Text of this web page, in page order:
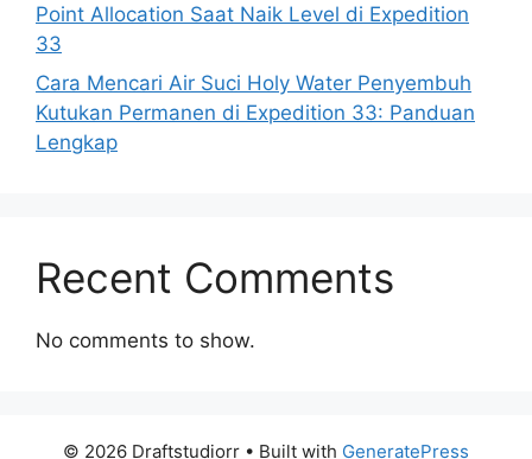
Point Allocation Saat Naik Level di Expedition
33
Cara Mencari Air Suci Holy Water Penyembuh
Kutukan Permanen di Expedition 33: Panduan
Lengkap
Recent Comments
No comments to show.
© 2026 Draftstudiorr • Built with GeneratePress